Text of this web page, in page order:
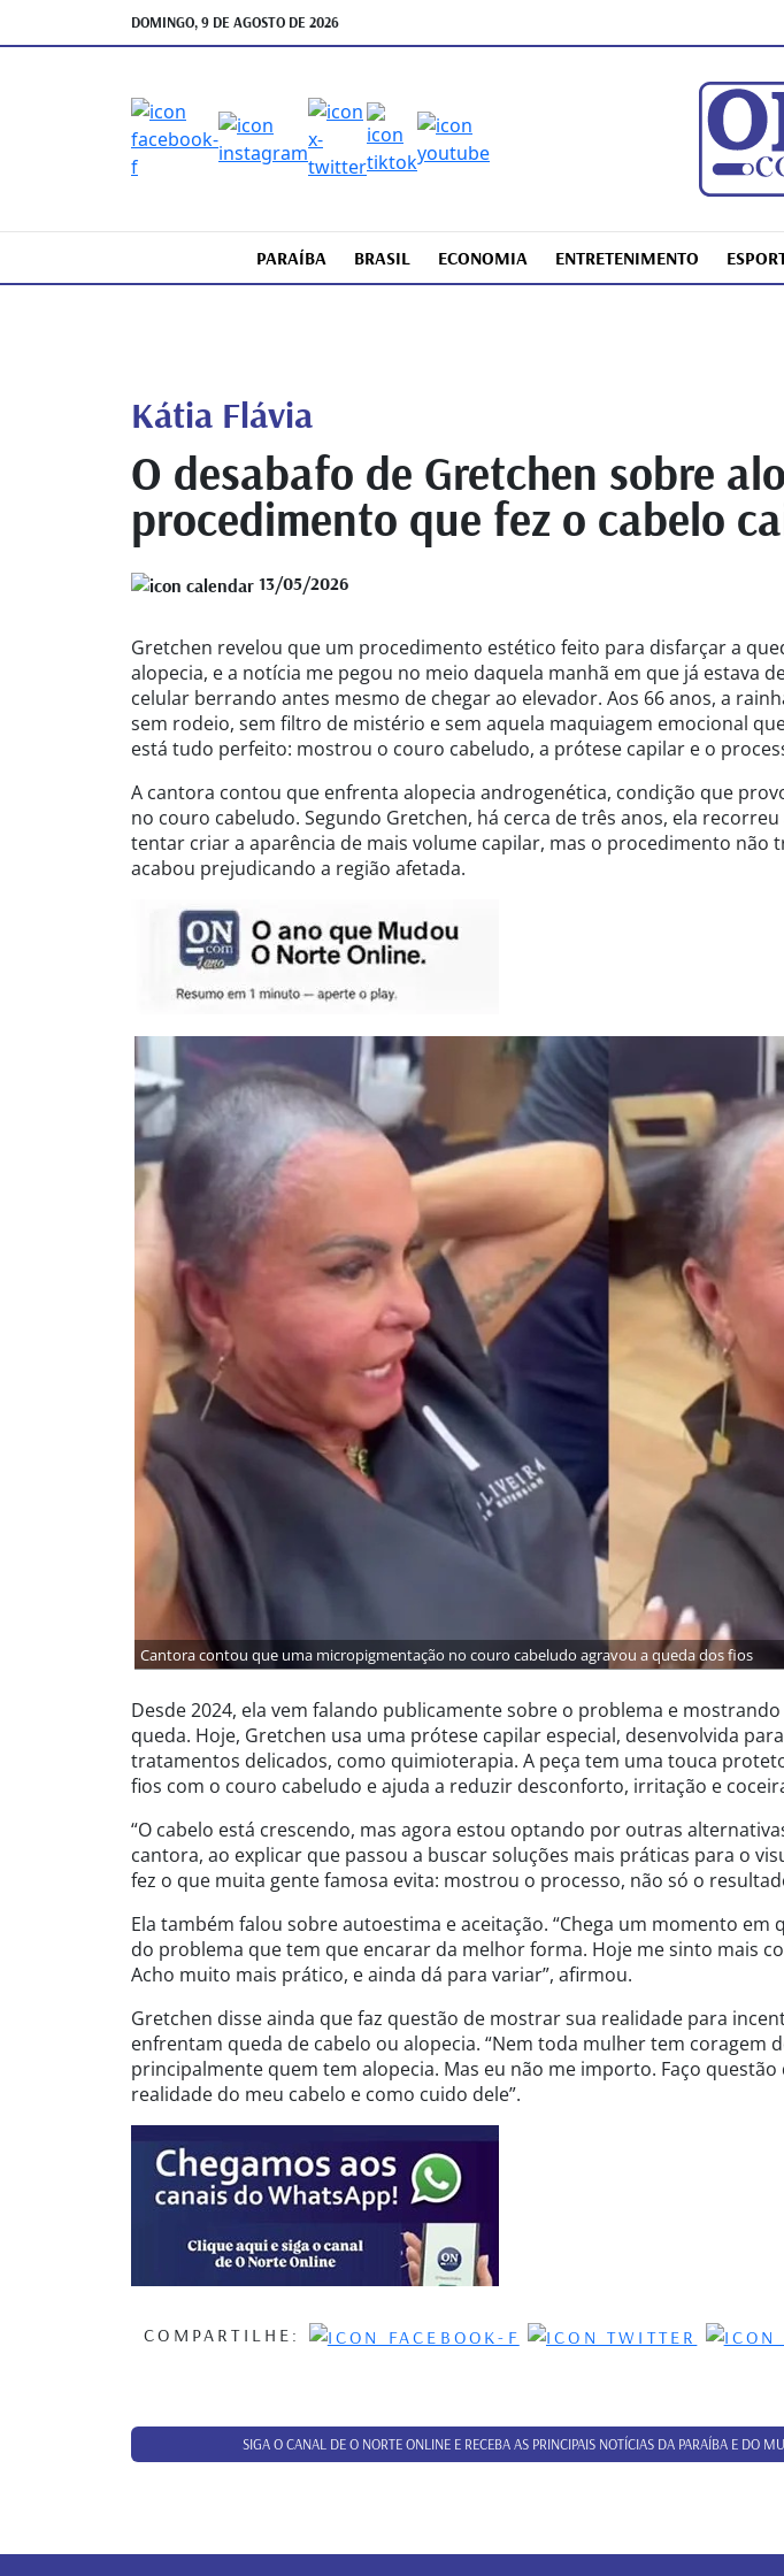
DOMINGO, 9 DE AGOSTO DE 2026
PARAÍBA BRASIL ECONOMIA ENTRETENIMENTO
Kátia Flávia
O desabafo de Gretchen sobre
procedimento que fez o cabelo
13/05/2026
Gretchen revelou que um procedimento estético feito para disfarçar a
alopecia, e a notícia me pegou no meio daquela manhã em que já estava
celular berrando antes mesmo de chegar ao elevador. Aos 66 anos, a
sem rodeio, sem filtro de mistério e sem aquela maquiagem emocional
está tudo perfeito: mostrou o couro cabeludo, a prótese capilar e o
A cantora contou que enfrenta alopecia androgenética, condição que
no couro cabeludo. Segundo Gretchen, há cerca de três anos, ela
tentar criar a aparência de mais volume capilar, mas o procedimento não
acabou prejudicando a região afetada.
Cantora contou que uma micropigmentação no couro cabeludo agravou a queda dos fios
Desde 2024, ela vem falando publicamente sobre o problema e
queda. Hoje, Gretchen usa uma prótese capilar especial, desenvolvida
tratamentos delicados, como quimioterapia. A peça tem uma touca
fios com o couro cabeludo e ajuda a reduzir desconforto, irritação e
“O cabelo está crescendo, mas agora estou optando por outras
cantora, ao explicar que passou a buscar soluções mais práticas para o
fez o que muita gente famosa evita: mostrou o processo, não só o
Ela também falou sobre autoestima e aceitação. “Chega um momento em
do problema que tem que encarar da melhor forma. Hoje me sinto mais
Acho muito mais prático, e ainda dá para variar”, afirmou.
Gretchen disse ainda que faz questão de mostrar sua realidade para
enfrentam queda de cabelo ou alopecia. “Nem toda mulher tem coragem
principalmente quem tem alopecia. Mas eu não me importo. Faço questão
realidade do meu cabelo e como cuido dele”.
COMPARTILHE:
SIGA O CANAL DE O NORTE ONLINE E RECEBA AS PRINCIPAIS NOTÍCIAS DA PARAÍBA E DO